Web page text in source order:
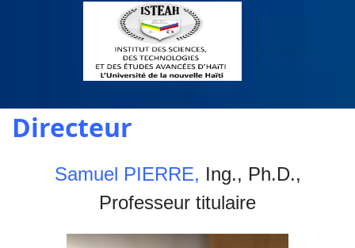
Directeur
Samuel PIERRE, Ing., Ph.D.,
Professeur titulaire